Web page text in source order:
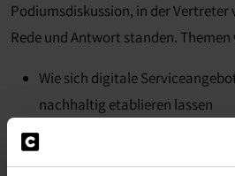
Podiumsdiskussion, in der Vertreter
Rede und Antwort standen.
Wie sich digitale
nachhaltig etablieren lassen
Welche Rolle KI-gestützte